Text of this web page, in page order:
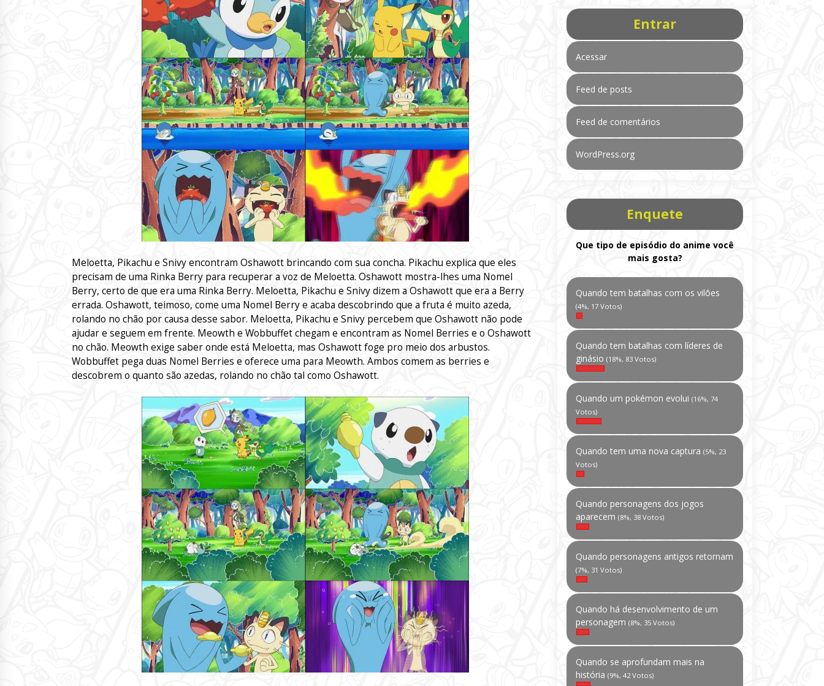
Meloetta, Pikachu e Snivy encontram Oshawott brincando com sua concha. Pikachu explica que eles
precisam de uma Rinka Berry para recuperar a voz de Meloetta. Oshawott mostra-lhes uma Nomel
Berry, certo de que era uma Rinka Berry. Meloetta, Pikachu e Snivy dizem a Oshawott que era a Berry
errada. Oshawott, teimoso, come uma Nomel Berry e acaba descobrindo que a fruta é muito azeda,
rolando no chão por causa desse sabor. Meloetta, Pikachu e Snivy percebem que Oshawott não pode
ajudar e seguem em frente. Meowth e Wobbuffet chegam e encontram as Nomel Berries e o Oshawott
no chão. Meowth exige saber onde está Meloetta, mas Oshawott foge pro meio dos arbustos.
Wobbuffet pega duas Nomel Berries e oferece uma para Meowth. Ambos comem as berries e
descobrem o quanto são azedas, rolando no chão tal como Oshawott.
Entrar
Acessar
Feed de posts
Feed de comentários
WordPress.org
Enquete
Que tipo de episódio do anime você
mais gosta?
Quando tem batalhas com os vilões
(4%, 17 Votos)
Quando tem batalhas com líderes de
ginásio (18%, 83 Votos)
Quando um pokémon evolui (16%, 74
Votos)
Quando tem uma nova captura (5%, 23
Votos)
Quando personagens dos jogos
aparecem (8%, 38 Votos)
Quando personagens antigos retornam
(7%, 31 Votos)
Quando há desenvolvimento de um
personagem (8%, 35 Votos)
Quando se aprofundam mais na
história (9%, 42 Votos)